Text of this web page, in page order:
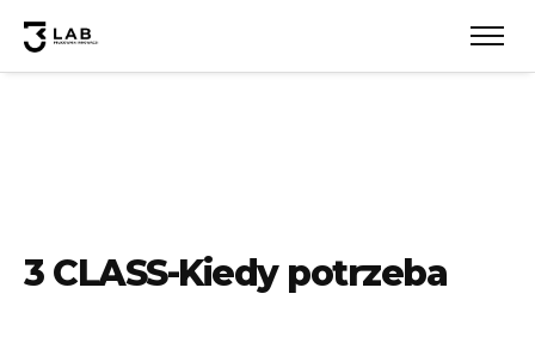
3 CLASS-Kiedy potrzeba